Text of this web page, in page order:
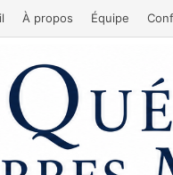
À propos Équipe